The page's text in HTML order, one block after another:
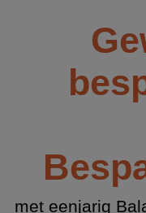
met eenjarig